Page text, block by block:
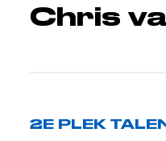
Chris
2E PLEK